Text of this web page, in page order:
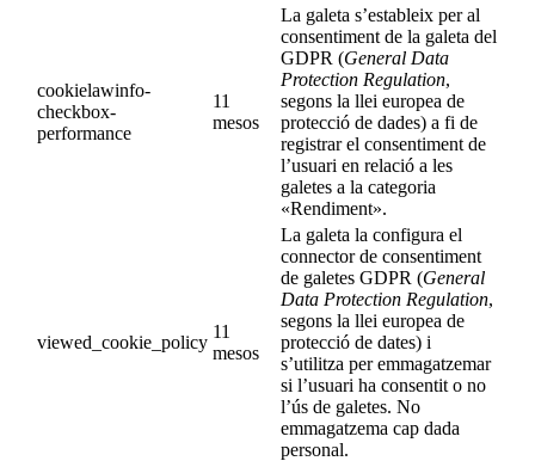
cookielawinfo-
checkbox-
performance
11
mesos
La galeta s’estableix per al
consentiment de la galeta del
GDPR (General Data
Protection Regulation,
segons la llei europea de
protecció de dades) a fi de
registrar el consentiment de
l’usuari en relació a les
galetes a la categoria
«Rendiment».
viewed_cookie_policy
11
mesos
La galeta la configura el
connector de consentiment
de galetes GDPR (General
Data Protection Regulation,
segons la llei europea de
protecció de dates) i
s’utilitza per emmagatzemar
si l’usuari ha consentit o no
l’ús de galetes. No
emmagatzema cap dada
personal.